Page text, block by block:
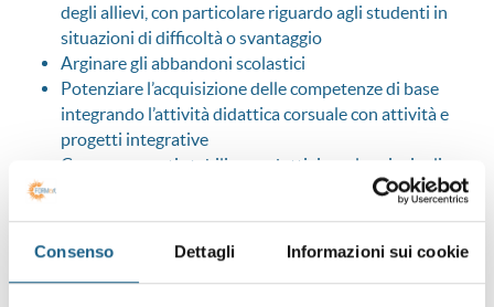
Consenso Dettagli Informazioni sui cookie
degli allievi, con particolare riguardo agli studenti in
situazioni di difficoltà o svantaggio
Arginare gli abbandoni scolastici
Potenziare l’acquisizione delle competenze di base
integrando l’attività didattica corsuale con attività e
progetti integrative
Creare rapporti stabili e produttivi con le principali
conseguite le qualifiche biennali e di 4 anno
FORMart prevede attività di supporto e trasversali alle